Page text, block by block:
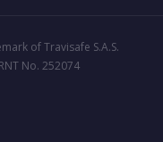
of Travisafe S.A.S.
No. 252074